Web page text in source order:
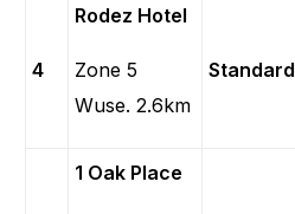
4
Rodez Hotel
Zone 5
Wuse. 2.6km
Standard
1 Oak Place